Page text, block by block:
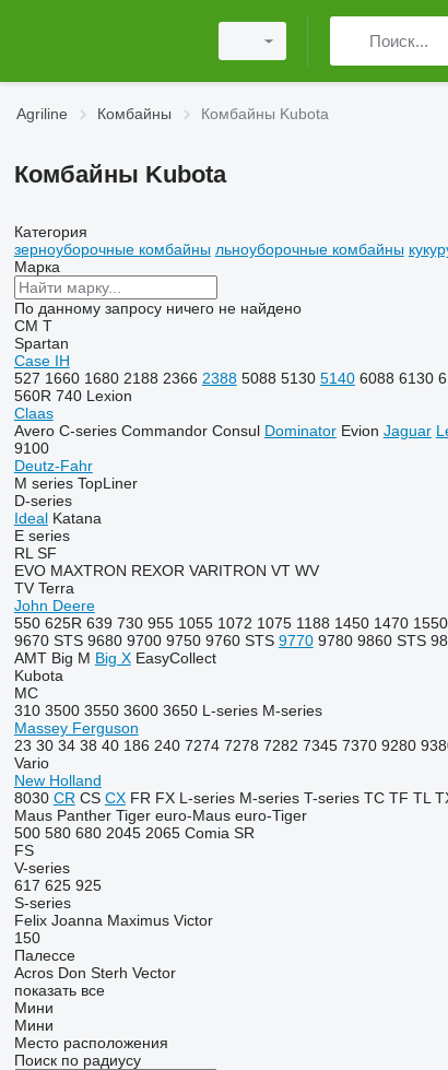
Agriline Комбайны Комбайны Kubota
Комбайны Kubota
Категория
зерноуборочные комбайны льноуборочные комбайны
Марка
По данному запросу ничего не найдено
CM T
Spartan
Case IH
527 1660 1680 2188 2366 2388 5088 5130 5140 6088 6130
560R 740 Lexion
Claas
Avero C-series Commandor Consul Dominator Evion Jaguar
9100
Deutz-Fahr
M series TopLiner
D-series
Ideal Katana
E series
RL SF
EVO MAXTRON REXOR VARITRON VT WV
TV Terra
John Deere
550 625R 639 730 955 1055 1072 1075 1188 1450 1470 1550
9670 STS 9680 9700 9750 9760 STS 9770 9780 9860 STS
AMT Big M Big X EasyCollect
Kubota
MC
310 3500 3550 3600 3650 L-series M-series
Massey Ferguson
23 30 34 38 40 186 240 7274 7278 7282 7345 7370 9280
Vario
New Holland
8030 CR CS CX FR FX L-series M-series T-series TC TF TL
Maus Panther Tiger euro-Maus euro-Tiger
500 580 680 2045 2065 Comia SR
FS
V-series
617 625 925
S-series
Felix Joanna Maximus Victor
150
Палессе
Acros Don Sterh Vector
показать все
Мини
Мини
Место расположения
Поиск по радиусу